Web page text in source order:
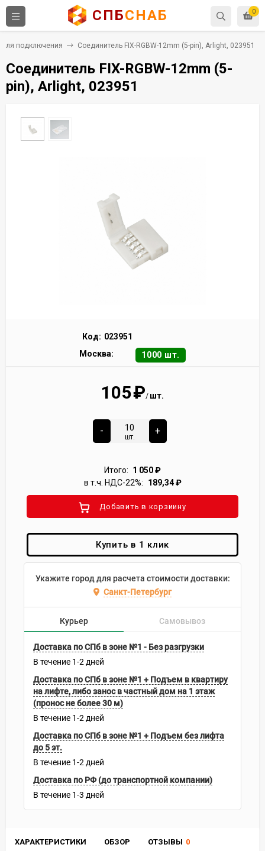
0
СПБСНАБ
подключения Соединитель FIX-RGBW-12mm (5-pin), Arlight, 023951
Соединитель FIX-RGBW-12mm (5-
pin), Arlight, 023951
ХАРАКТЕРИСТИКИ ОБЗОР ОТЗЫВЫ 0
Код: 023951
Москва:
1000 шт.
105₽/ шт.
-
шт.
+
Итого: 1 050₽
в т.ч. НДС-22%:
189,34₽
Добавить в корзиину
Купить в 1 клик
Укажите город для расчета стоимости доставки:
Санкт-Петербург
Курьер Самовывоз
Доставка по СПб в зоне №1 - Без разгрузки
В течение 1-2 дней
Доставка по СПб в зоне №1 + Подъем в квартиру
на лифте, либо занос в частный дом на 1 этаж
(пронос не более 30 м)
В течение 1-2 дней
Доставка по СПб в зоне №1 + Подъем без лифта
до 5 эт.
В течение 1-2 дней
Доставка по РФ (до транспортной компании)
В течение 1-3 дней